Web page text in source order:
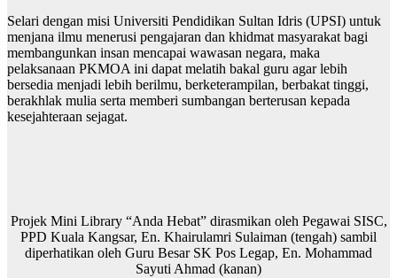
Selari dengan misi Universiti Pendidikan Sultan Idris (UPSI) untuk
menjana ilmu menerusi pengajaran dan khidmat masyarakat bagi
membangunkan insan mencapai wawasan negara, maka
pelaksanaan PKMOA ini dapat melatih bakal guru agar lebih
bersedia menjadi lebih berilmu, berketerampilan, berbakat tinggi,
berakhlak mulia serta memberi sumbangan berterusan kepada
kesejahteraan sejagat.
Projek Mini Library “Anda Hebat” dirasmikan oleh Pegawai SISC,
PPD Kuala Kangsar, En. Khairulamri Sulaiman (tengah) sambil
diperhatikan oleh Guru Besar SK Pos Legap, En. Mohammad
Sayuti Ahmad (kanan)